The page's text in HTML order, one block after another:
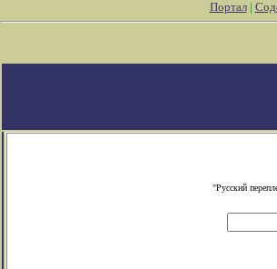
Портал|
"Русский